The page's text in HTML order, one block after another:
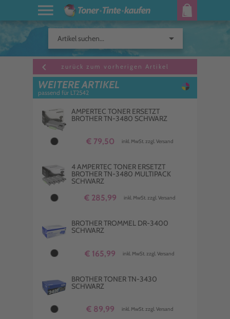
Artikel suchen... arrow_drop_down
zurück zum vorherigen Artikel
keyboard_arrow_left
WEITERE ARTIKEL
passend für LT2542
AMPERTEC TONER ERSETZT
BROTHER TN-3480 SCHWARZ
€ 79,50 inkl. MwSt. zzgl. Versand
4 AMPERTEC TONER ERSETZT
BROTHER TN-3480 MULTIPACK
SCHWARZ
€ 285,99 inkl. MwSt. zzgl. Versand
BROTHER TROMMEL DR-3400
SCHWARZ
€ 165,99 inkl. MwSt. zzgl. Versand
BROTHER TONER TN-3430
SCHWARZ
€ 89,99 inkl. MwSt. zzgl. Versand